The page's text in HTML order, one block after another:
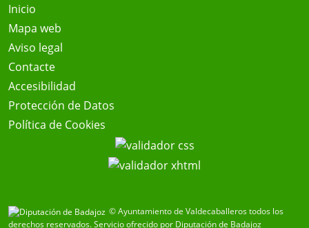
Inicio
Mapa web
Aviso legal
Contacte
Accesibilidad
Protección de Datos
Política de Cookies
© Ayuntamiento de Valdecaballeros todos los
derechos reservados.Servicio ofrecido por Diputación de Badajoz